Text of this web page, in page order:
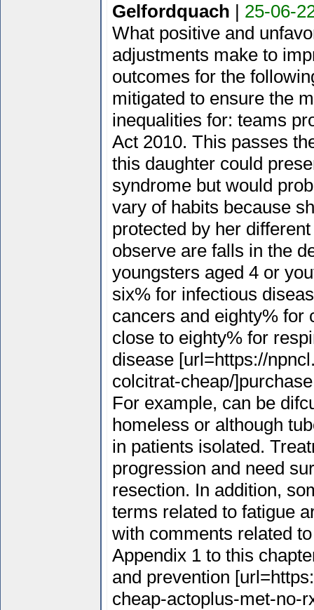
Gelfordquach | 25-06-
What positive and
adjustments make to
outcomes for the
mitigated to ensure the
inequalities for: teams
Act 2010. This passes
this daughter could
syndrome but would
vary of habits because
protected by her
observe are falls in the
youngsters aged 4 or
six% for infectious
cancers and eighty% for
close to eighty% for
disease [url=https://
colcitrat-cheap/
For example, can be
homeless or although
in patients isolated.
progression and need
resection. In addition,
terms related to fatigue
with comments related
Appendix 1 to this
and prevention
cheap-actoplus-met-no-